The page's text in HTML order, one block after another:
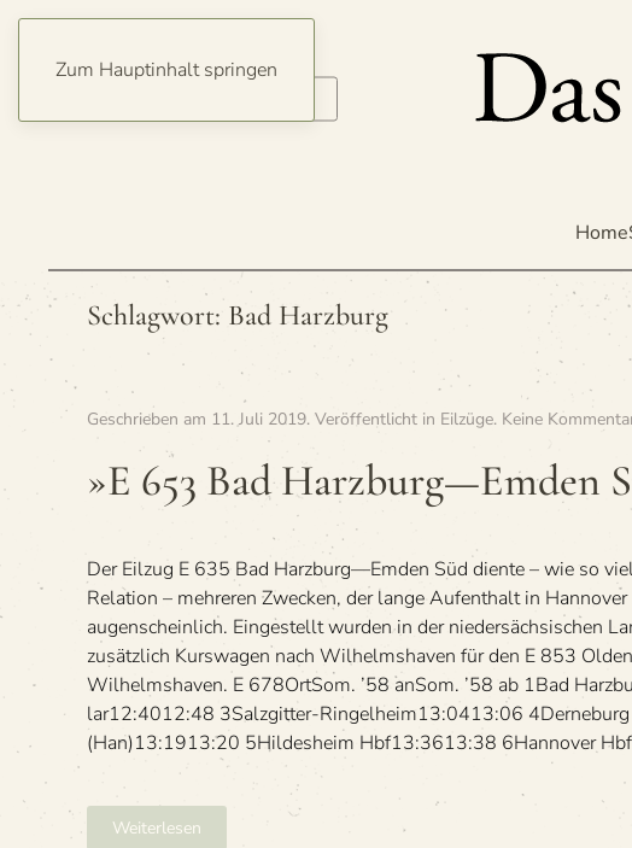
Zum Hauptinhalt springen
Home
Schlagwort: Bad Harzburg
Geschrieben am 11. Juli 2019. Veröffentlicht in Eilzüge. Keine
»E 653 Bad Harzburg—Emden
Der Eil­zug E 635 Bad Harzburg—Emden Süd diente – wie so
Rela­tion – meh­re­ren Zwe­cken, der lange Auf­ent­halt in
augen­schein­lich. Ein­ge­stellt wur­den in der nie­der­säch­si­schen
zusätz­lich Kurs­wa­gen nach Wil­helms­ha­ven für den E 853
Wilhelmshaven. E 678OrtSom. ’58 anSom. ’58 ab 1Bad
lar12:4012:48 3Salz­git­ter-Rin­gel­heim13:0413:06 4Der­ne­burg
(Han)13:1913:20 5Hil­des­heim Hbf13:3613:38 6Han­no­ver
Weiterlesen